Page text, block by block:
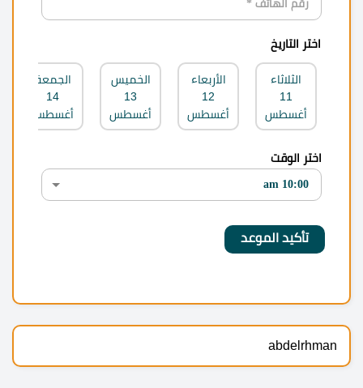
اختر التاريخ
الثلاثاء
11
أغسطس
الأربعاء
12
أغسطس
الخميس
13
أغسطس
الجمعة
14
أغسطس
اختر الوقت
abdelrhman